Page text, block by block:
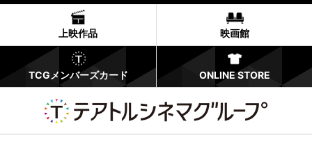
上映作品 映画館
TCGメンバーズカード ONLINE STORE